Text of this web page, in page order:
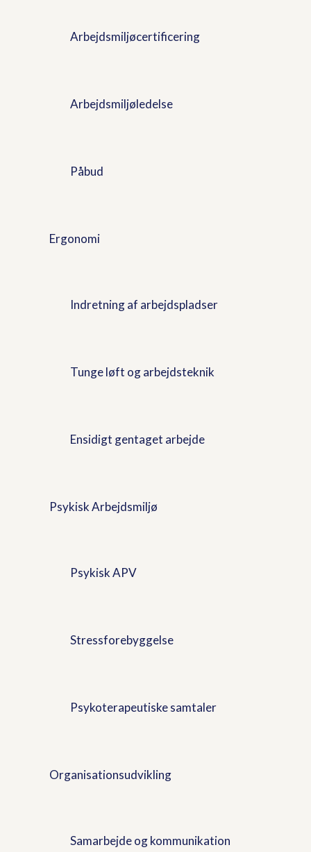
Arbejdsmiljøcertificering
Arbejdsmiljøledelse
Påbud
Ergonomi
Indretning af arbejdspladser
Tunge løft og arbejdsteknik
Ensidigt gentaget arbejde
Psykisk Arbejdsmiljø
Psykisk APV
Stressforebyggelse
Psykoterapeutiske samtaler
Organisationsudvikling
Samarbejde og kommunikation